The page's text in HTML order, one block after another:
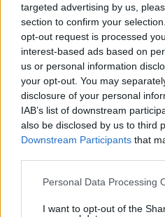
targeted advertising by us,
section to confirm your
opt-out request is processed
interest-based ads based on
us or personal information
your opt-out. You may
disclosure of your personal
IAB’s list of downstream
also be disclosed by us to third
Downstream Participants that
Please note that this website/
not limited to your visit or usage
Personal Data Processing
I want to opt-out of the
Αστρονόμοι βρίσκουν έναν
θα έπρεπε να υπάρχει
Το άστρο καίει ήλιο στον
σηματοδοτεί ότι είχε ήδη
ερυθρό γιγάντιο αστέρι
29.06.2023, 09:38